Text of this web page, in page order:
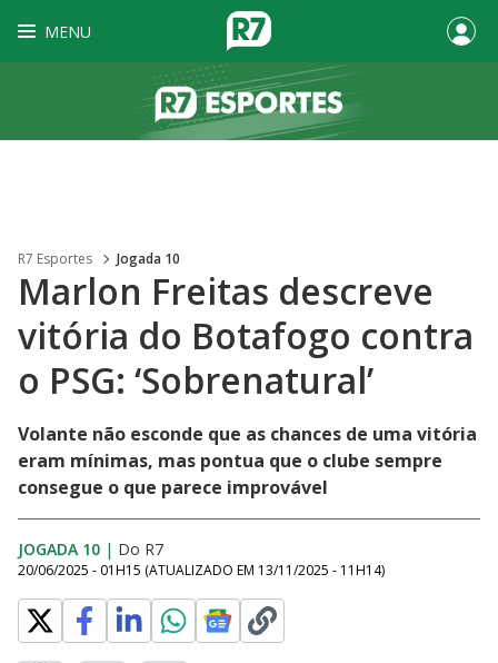
MENU
R7 Esportes Jogada 10
Marlon Freitas descreve
vitória do Botafogo contra
o PSG: ‘Sobrenatural’
Volante não esconde que as chances de uma vitória
eram mínimas, mas pontua que o clube sempre
consegue o que parece improvável
JOGADA 10 | Do R7
20/06/2025 - 01H15 (ATUALIZADO EM 13/11/2025 - 11H14)